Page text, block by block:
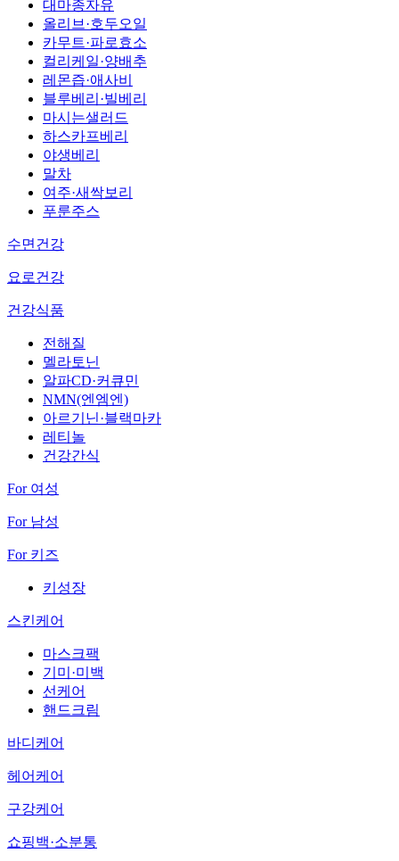
대마종자유
올리브·호두오일
카무트·파로효소
컬리케일·양배추
레몬즙·애사비
블루베리·빌베리
마시는샐러드
하스카프베리
야생베리
말차
여주·새싹보리
푸룬주스
수면건강
요로건강
건강식품
전해질
멜라토닌
알파CD·커큐민
NMN(엔엠엔)
아르기닌·블랙마카
레티놀
건강간식
For 여성
For 남성
For 키즈
키성장
스킨케어
마스크팩
기미·미백
선케어
핸드크림
바디케어
헤어케어
구강케어
쇼핑백·소분통